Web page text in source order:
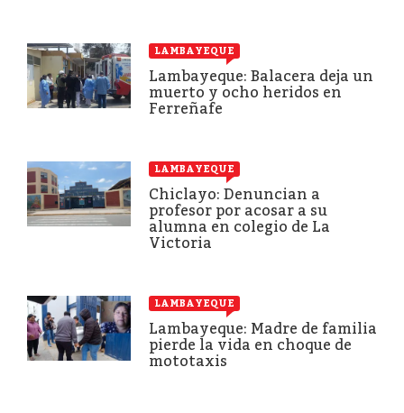
LAMBAYEQUE
Lambayeque: Balacera deja un
muerto y ocho heridos en
Ferreñafe
LAMBAYEQUE
Chiclayo: Denuncian a
profesor por acosar a su
alumna en colegio de La
Victoria
LAMBAYEQUE
Lambayeque: Madre de familia
pierde la vida en choque de
mototaxis